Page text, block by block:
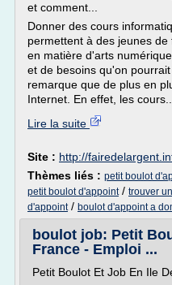
et comment...
Donner des cours
permettent à des jeunes
en matière d'arts
et de besoins qu'on
remarque que de plus en
Internet. En effet, les cours...
Lire la suite
Site : http://
Thèmes liés : petit boulot
petit boulot d'appoint/ trouver
d'appoint/ boulot d'appoint a
boulot job: Petit
France - Emploi ...
Petit Boulot Et Job En Ile